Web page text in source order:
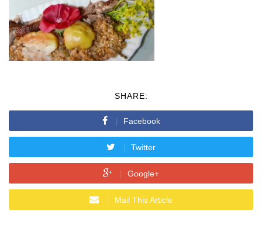
SHARE:
Facebook
Twitter
Google+
Mail This Article